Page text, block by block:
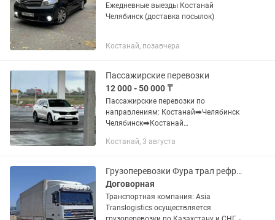
Ежедневные выезды Костанай
Челябинск (доставка посылок)
Костанай, позавчера
Пассажирские перевозки
12 000 - 50 000 ₸
Пассажирские перевозки по
направлениям: Костанай➡️Челябинск
Челябинск➡️Костанай
➡️Рудный ✔️Комфортные и всегда
посылок, писем , документов...
Костанай, 3 августа
Грузоперевозки Фура трал рефрижератор газел5-10 тонник межгород длинномеры
Договорная
Транспортная компания: Asia
Translogistics осуществляется